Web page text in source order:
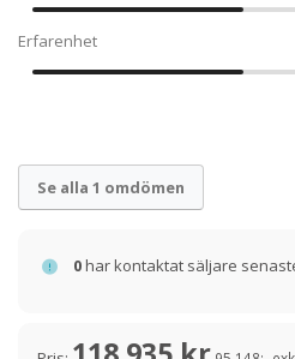
Erfarenhet
Se alla 1 omdömen
0har kontaktat säljare